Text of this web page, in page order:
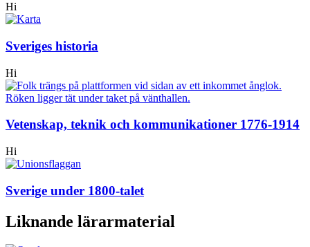
Hi
Sveriges historia
Hi
Vetenskap, teknik och kommunikationer 1776-1914
Hi
Sverige under 1800-talet
Liknande lärarmaterial